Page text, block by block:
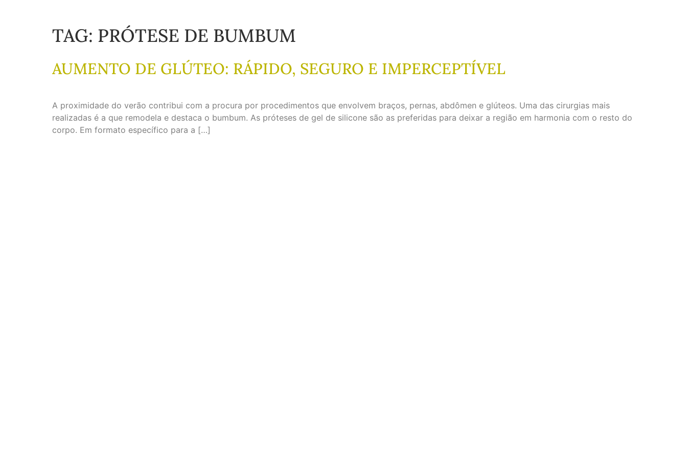
TAG: PRÓTESE DE BUMBUM
AUMENTO DE GLÚTEO: RÁPIDO, SEGURO E IMPERCEPTÍVEL
A proximidade do verão contribui com a procura por procedimentos que envolvem braços, pernas, abdômen e glúteos. Uma das cirurgias mais
realizadas é a que remodela e destaca o bumbum. As próteses de gel de silicone são as preferidas para deixar a região em harmonia com o resto do
corpo. Em formato específico para a […]